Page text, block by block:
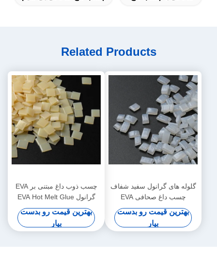
Related Products
گلوله های گرانول سفید شفاف
چسب داغ صحافی EVA
بهترین قیمت رو بدست
بیار
چسب ذوب داغ مبتنی بر EVA
گرانول EVA Hot Melt Glue
برای صحافی
بهترین قیمت رو بدست
بیار